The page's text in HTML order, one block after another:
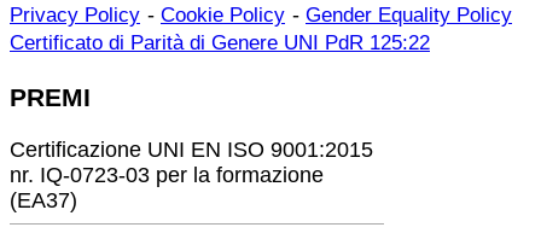
Privacy Policy - Cookie Policy - Gender Equality Policy
Certificato di Parità di Genere UNI PdR 125:22
PREMI
Certificazione UNI EN ISO 9001:2015
nr. IQ-0723-03 per la formazione
(EA37)